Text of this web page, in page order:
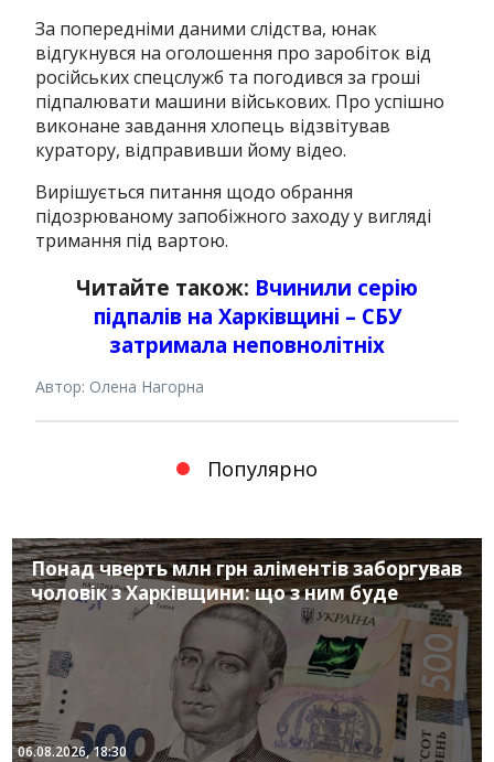
За попередніми даними слідства, юнак
відгукнувся на оголошення про заробіток від
російських спецслужб та погодився за гроші
підпалювати машини військових. Про успішно
виконане завдання хлопець відзвітував
куратору, відправивши йому відео.
Вирішується питання щодо обрання
підозрюваному запобіжного заходу у вигляді
тримання під вартою.
Читайте також: Вчинили серію
підпалів на Харківщині – СБУ
затримала неповнолітніх
Автор: Олена Нагорна
Популярно
Понад чверть млн грн аліментів заборгував
чоловік з Харківщини: що з ним буде
06.08.2026, 18:30